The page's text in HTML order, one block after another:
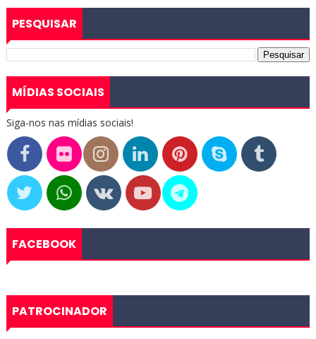
PESQUISAR
MÍDIAS SOCIAIS
Siga-nos nas mídias sociais!
FACEBOOK
PATROCINADOR